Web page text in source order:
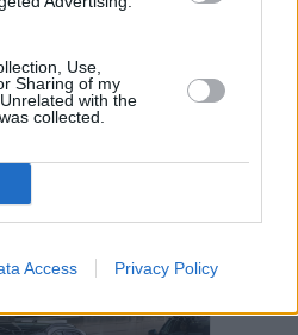
Use,
Sharing of my
with the
collected.
Access Privacy Policy